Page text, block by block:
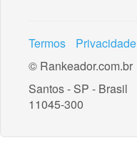
Termos Privacidade
© Rankeador.com.br
Santos - SP - Brasil
11045-300